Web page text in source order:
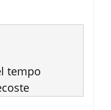
tempo